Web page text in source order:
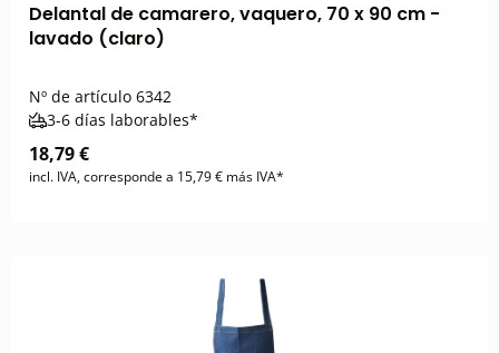
Delantal de camarero, vaquero, 70 x 90 cm -
lavado (claro)
Nº de artículo 6342
3-6 días laborables*
18,79 €
incl. IVA, corresponde a 15,79 € más IVA*